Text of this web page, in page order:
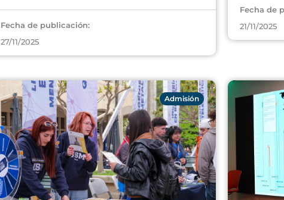
Fecha de publicación:
27/11/2025
Fecha de
21/11/2025
Admisión